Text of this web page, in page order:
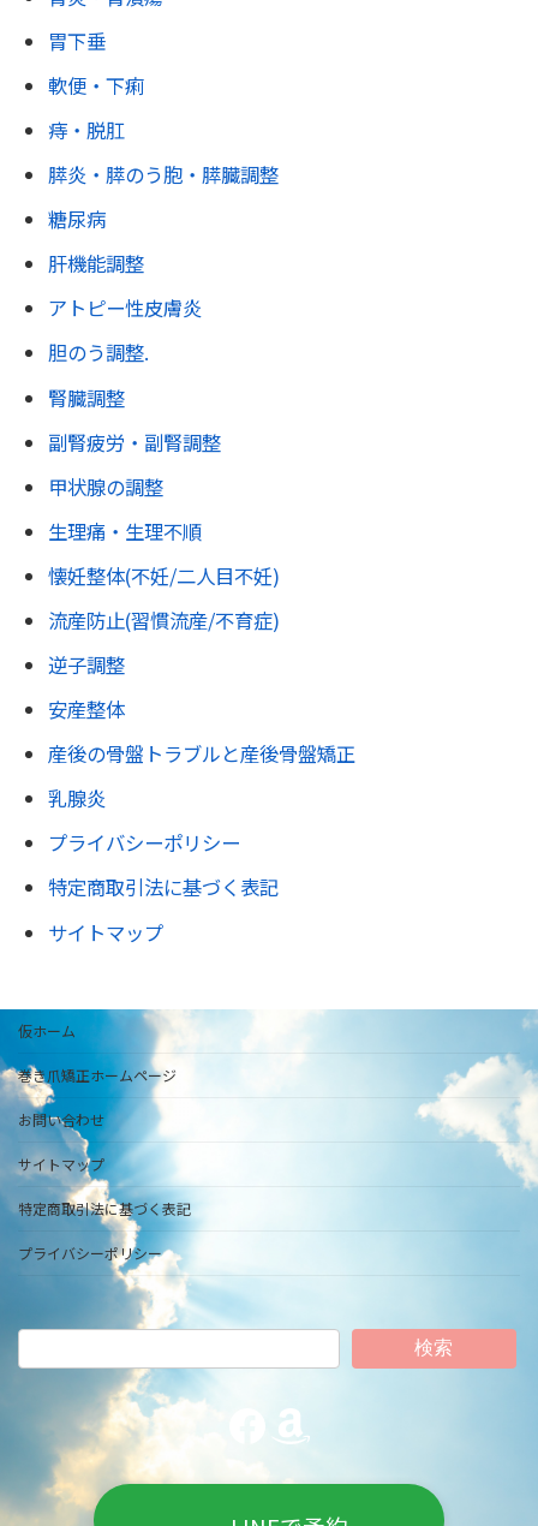
胃下垂
軟便・下痢
痔・脱肛
膵炎・膵のう胞・膵臓調整
糖尿病
肝機能調整
アトピー性皮膚炎
胆のう調整.
腎臓調整
副腎疲労・副腎調整
甲状腺の調整
生理痛・生理不順
懐妊整体(不妊/二人目不妊)
流産防止(習慣流産/不育症)
逆子調整
安産整体
産後の骨盤トラブルと産後骨盤矯正
乳腺炎
プライバシーポリシー
特定商取引法に基づく表記
サイトマップ
仮ホーム
巻き爪矯正ホームページ
お問い合わせ
サイトマップ
特定商取引法に基づく表記
プライバシーポリシー
検索
Facebook
Amazon